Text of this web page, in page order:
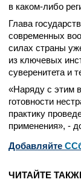
в каком-либо
Глава
современных
силах страны
из ключевых
суверенитета и
«Наряду с этим
готовности
практику
применения», -
Добавляйте
ЧИТАЙТЕ